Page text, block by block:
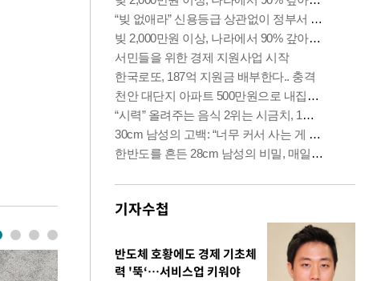
기자수첩
반도체 호황에도 경제 기초체
력 '뚝‘…서비스업 키워야